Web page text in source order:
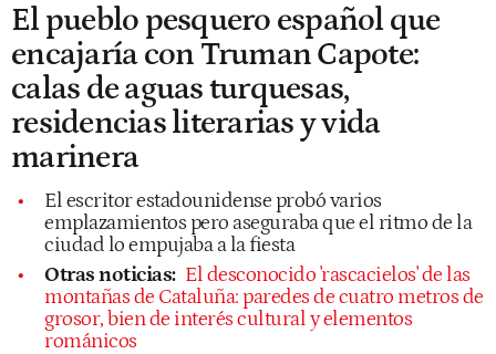
El pueblo pesquero español que
encajaría con Truman Capote:
calas de aguas turquesas,
residencias literarias y vida
marinera
El escritor estadounidense probó varios
emplazamientos pero aseguraba que el ritmo de la
ciudad lo empujaba a la fiesta
Otras noticias: El desconocido 'rascacielos' de las
montañas de Cataluña: paredes de cuatro metros de
grosor, bien de interés cultural y elementos
románicos